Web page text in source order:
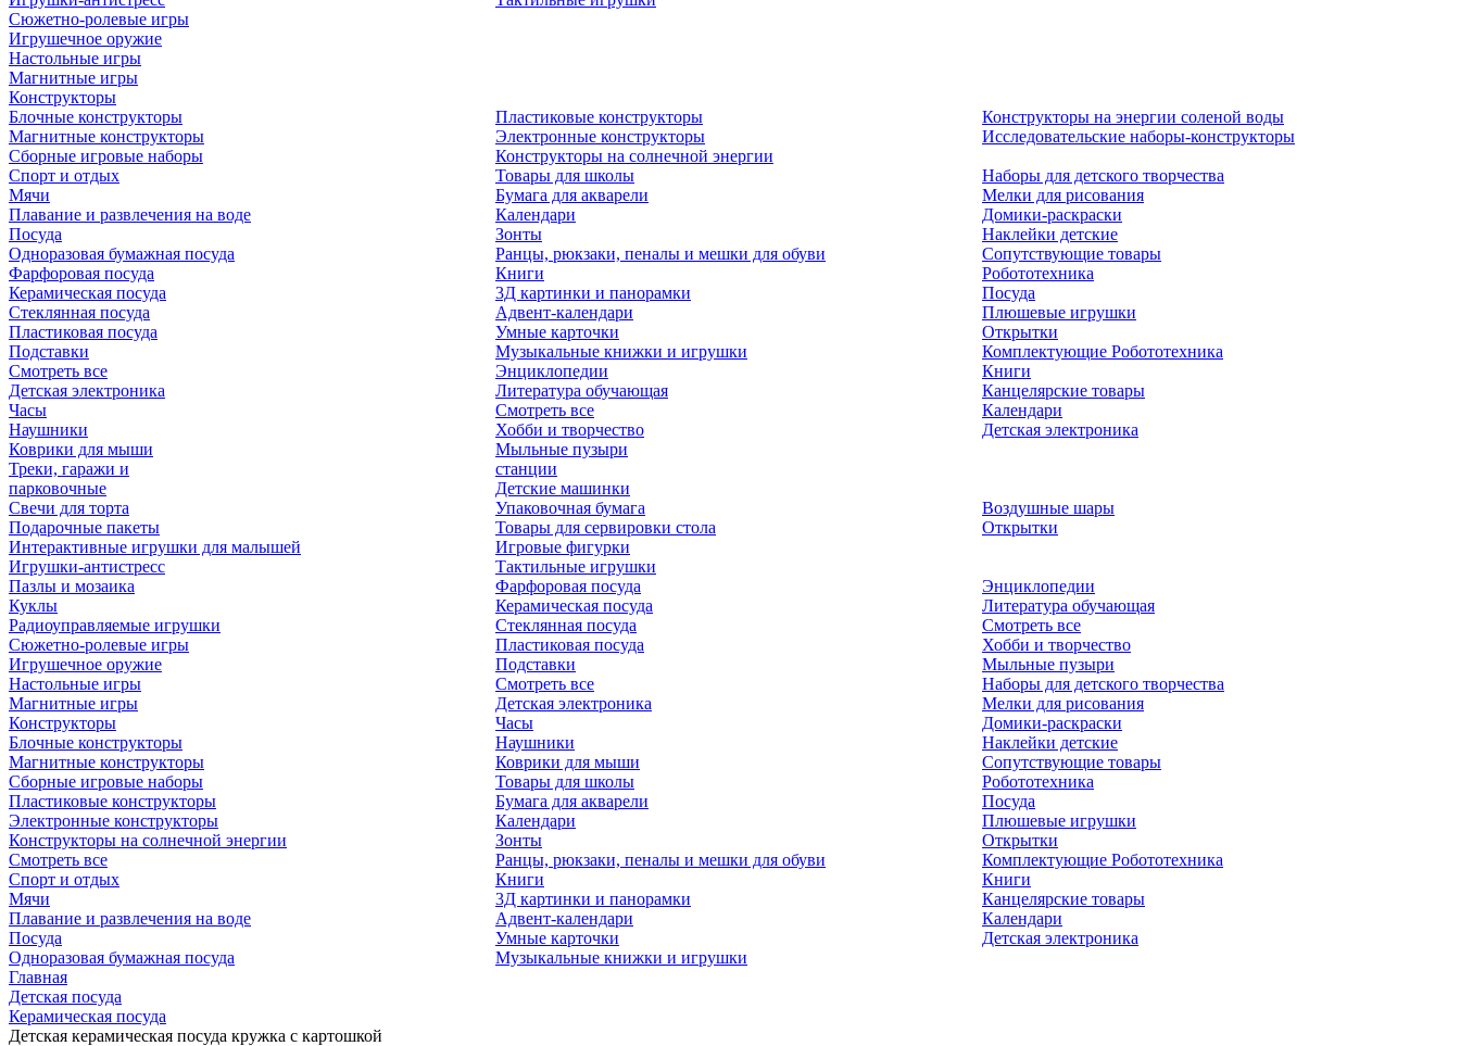
Сюжетно-ролевые игры
Игрушечное оружие
Настольные игры
Магнитные игры
Конструкторы
Блочные конструкторы
Магнитные конструкторы
Сборные игровые наборы
Пластиковые конструкторы
Электронные конструкторы
Конструкторы на солнечной энергии
Конструкторы на энергии соленой воды
Исследовательские наборы-конструкторы
Спорт и отдых
Мячи
Плавание и развлечения на воде
Посуда
Одноразовая бумажная посуда
Фарфоровая посуда
Керамическая посуда
Стеклянная посуда
Пластиковая посуда
Подставки
Смотреть все
Детская электроника
Часы
Наушники
Коврики для мыши
Товары для школы
Бумага для акварели
Календари
Зонты
Ранцы, рюкзаки, пеналы и мешки для обуви
Книги
3Д картинки и панорамки
Адвент-календари
Умные карточки
Музыкальные книжки и игрушки
Энциклопедии
Литература обучающая
Смотреть все
Хобби и творчество
Мыльные пузыри
Наборы для детского творчества
Мелки для рисования
Домики-раскраски
Наклейки детские
Сопутствующие товары
Робототехника
Посуда
Плюшевые игрушки
Открытки
Комплектующие Робототехника
Книги
Канцелярские товары
Календари
Детская электроника
Треки, гаражи и
парковочные
станции
Детские машинки
Свечи для торта
Подарочные пакеты
Упаковочная бумага
Товары для сервировки стола
Воздушные шары
Открытки
Интерактивные игрушки для малышей
Игрушки-антистресс
Игровые фигурки
Тактильные игрушки
Пазлы и мозаика
Куклы
Радиоуправляемые игрушки
Сюжетно-ролевые игры
Игрушечное оружие
Настольные игры
Магнитные игры
Конструкторы
Блочные конструкторы
Магнитные конструкторы
Сборные игровые наборы
Пластиковые конструкторы
Электронные конструкторы
Конструкторы на солнечной энергии
Смотреть все
Спорт и отдых
Мячи
Плавание и развлечения на воде
Посуда
Одноразовая бумажная посуда
Фарфоровая посуда
Керамическая посуда
Стеклянная посуда
Пластиковая посуда
Подставки
Смотреть все
Детская электроника
Часы
Наушники
Коврики для мыши
Товары для школы
Бумага для акварели
Календари
Зонты
Ранцы, рюкзаки, пеналы и мешки для обуви
Книги
3Д картинки и панорамки
Адвент-календари
Умные карточки
Музыкальные книжки и игрушки
Энциклопедии
Литература обучающая
Смотреть все
Хобби и творчество
Мыльные пузыри
Наборы для детского творчества
Мелки для рисования
Домики-раскраски
Наклейки детские
Сопутствующие товары
Робототехника
Посуда
Плюшевые игрушки
Открытки
Комплектующие Робототехника
Книги
Канцелярские товары
Календари
Детская электроника
Главная
Детская посуда
Керамическая посуда
Детская керамическая посуда кружка с картошкой